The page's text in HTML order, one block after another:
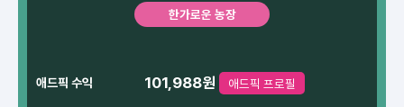
한가로운 농장
애드픽 수익 101,988원 애드픽 프로필